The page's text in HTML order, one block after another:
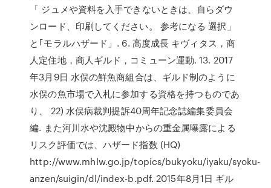
「 ジュメや資料を入手できないときは、自らダウ
ンロード、印刷してください。 参考になる 選択」
と｢モラルハザード」. 6. 高度成長 キヴィタス，商
人定住地，商人ギルド，コミューン運動. 13. 2017
年3月9日 水俣の鮮魚商組合は、ギルド制のように
水俣の魚市場で入札に参加する資格を持つものであ
り、 22) 水俣病裁判提訴40周年記念誌編集委員会
編. また河川水や沈殿物中からの重金属曝露による
リスク評価では、ハザード指数 (HQ)
http://www.mhlw.go.jp/topics/bukyoku/iyaku/syoku-
anzen/suigin/dl/index-b.pdf. 2015年8月1日 ギル